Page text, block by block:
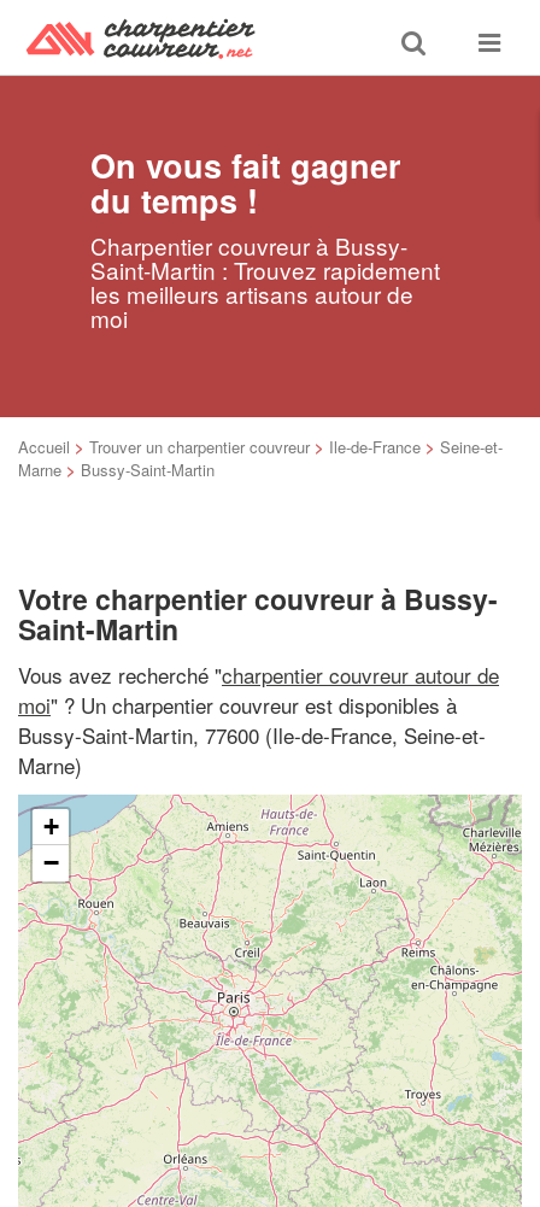
Toggle
search
Toggle
On vous fait gagner
du temps !
Charpentier couvreur à Bussy-
Saint-Martin : Trouvez rapidement
les meilleurs artisans autour de
moi
Accueil > Trouver un charpentier couvreur > Ile-de-France > Seine-et-
Marne > Bussy-Saint-Martin
Votre charpentier couvreur à Bussy-
Saint-Martin
Vous avez recherché "charpentier couvreur autour de
moi" ? Un charpentier couvreur est disponibles à
Bussy-Saint-Martin, 77600 (Ile-de-France, Seine-et-
Marne)
+
−